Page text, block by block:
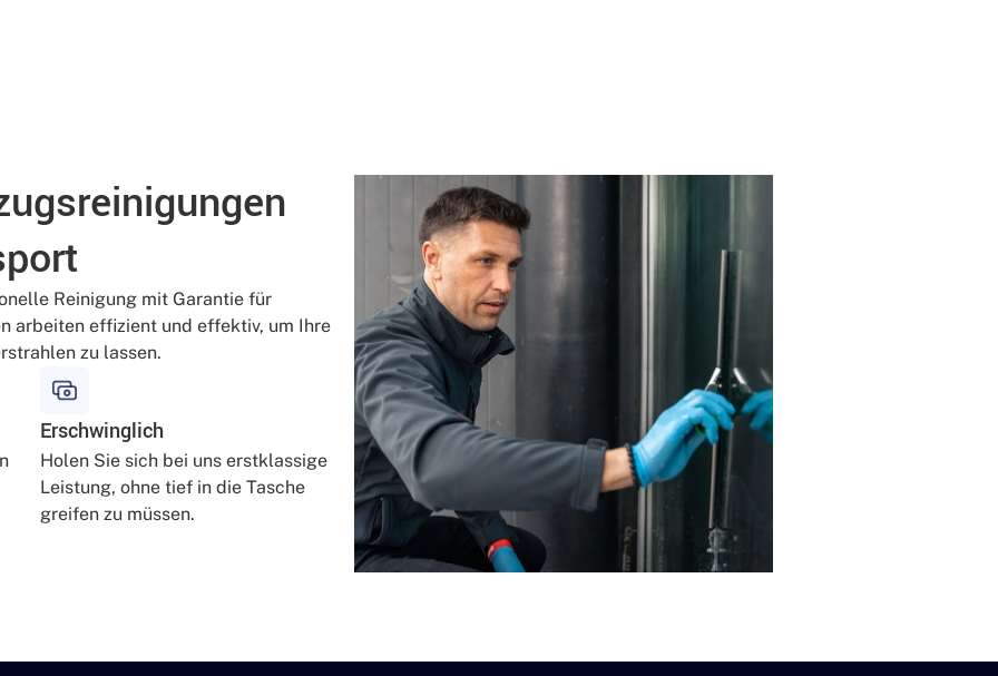
Reinigung mit Garantie für
arbeiten effizient und effektiv, um Ihre
zu lassen.
Erschwinglich
Holen Sie sich bei uns erstklassige
Leistung, ohne tief in die Tasche
greifen zu müssen.